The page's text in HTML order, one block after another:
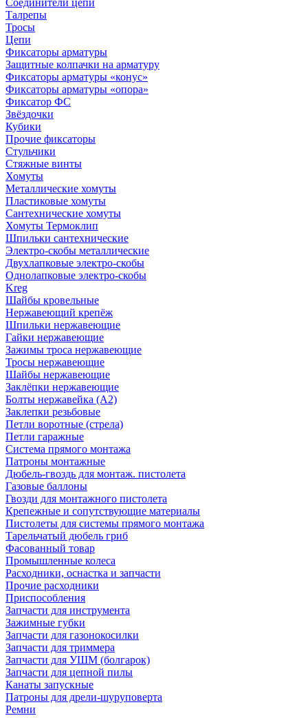
Соединители цепи
Талрепы
Тросы
Цепи
Фиксаторы арматуры
Защитные колпачки на арматуру
Фиксаторы арматуры «конус»
Фиксаторы арматуры «опора»
Фиксатор ФС
Звёздочки
Кубики
Прочие фиксаторы
Стульчики
Стяжные винты
Хомуты
Металлические хомуты
Пластиковые хомуты
Сантехнические хомуты
Хомуты Термоклип
Шпильки сантехнические
Электро-скобы металлические
Двухлапковые электро-скобы
Однолапковые электро-скобы
Kreg
Шайбы кровельные
Нержавеющий крепёж
Шпильки нержавеющие
Гайки нержавеющие
Зажимы троса нержавеющие
Тросы нержавеющие
Шайбы нержавеющие
Заклёпки нержавеющие
Болты нержавейка (А2)
Заклепки резьбовые
Петли воротные (стрела)
Петли гаражные
Система прямого монтажа
Патроны монтажные
Дюбель-гвоздь для монтаж. пистолета
Газовые баллоны
Гвозди для монтажного пистолета
Крепежные и сопутствующие материалы
Пистолеты для системы прямого монтажа
Тарельчатый дюбель гриб
Фасованный товар
Промышленные колеса
Расходники, оснастка и запчасти
Прочие расходники
Приспособления
Запчасти для инструмента
Зажимные губки
Запчасти для газонокосилки
Запчасти для триммера
Запчасти для УШМ (болгарок)
Запчасти для цепной пилы
Канаты запускные
Патроны для дрели-шуруповерта
Ремни